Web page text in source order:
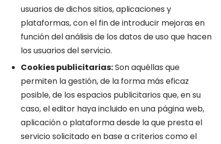
usuarios de dichos sitios, aplicaciones y
plataformas, con el fin de introducir mejoras en
función del análisis de los datos de uso que hacen
los usuarios del servicio.
Cookies publicitarias:Son aquéllas que
permiten la gestión, de la forma más eficaz
posible, de los espacios publicitarios que, en su
caso, el editor haya incluido en una página web,
aplicación o plataforma desde la que presta el
servicio solicitado en base a criterios como el